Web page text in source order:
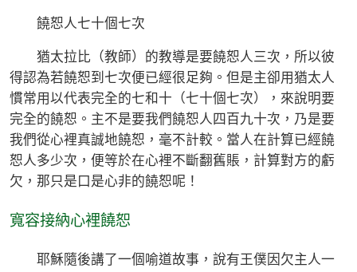
饒恕人七十個七次
猶太拉比（教師）的教導是要饒恕人三次，所以彼
得認為若饒恕到七次便已經很足夠。但是主卻用猶太人
慣常用以代表完全的七和十（七十個七次），來說明要
完全的饒恕。主不是要我們饒恕人四百九十次，乃是要
我們從心裡真誠地饒恕，毫不計較。當人在計算已經饒
恕人多少次，便等於在心裡不斷翻舊賬，計算對方的虧
欠，那只是口是心非的饒恕呢！
寬容接納心裡饒恕
耶穌隨後講了一個喻道故事，說有王僕因欠主人一